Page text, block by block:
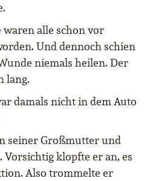
waren alle schon vor
Und dennoch schien
niemals heilen. Der
lang.
damals nicht in dem Auto
seiner Großmutter und
Vorsichtig klopfte er an, es
Also trommelte er